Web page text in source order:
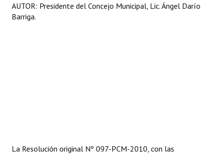
AUTOR: Presidente del Concejo Municipal, Lic. Ángel Darío
Barriga.
La Resolución original Nº 097-PCM-2010, con las